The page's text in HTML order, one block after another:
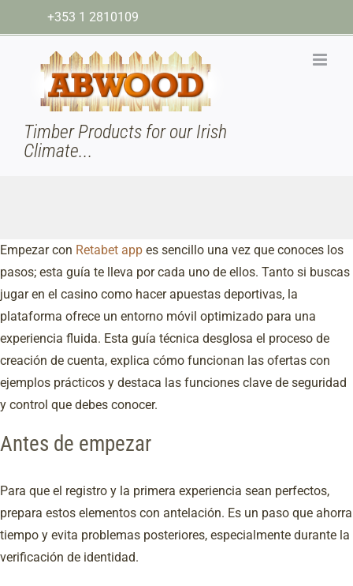
to
+353 1 2810109
Timber Products for our Irish
Climate...
Empezar con Retabet app es sencillo una vez que conoces los
pasos; esta guía te lleva por cada uno de ellos. Tanto si buscas
jugar en el casino como hacer apuestas deportivas, la
plataforma ofrece un entorno móvil optimizado para una
experiencia fluida. Esta guía técnica desglosa el proceso de
creación de cuenta, explica cómo funcionan las ofertas con
ejemplos prácticos y destaca las funciones clave de seguridad
y control que debes conocer.
Antes de empezar
Para que el registro y la primera experiencia sean perfectos,
prepara estos elementos con antelación. Es un paso que ahorra
tiempo y evita problemas posteriores, especialmente durante la
verificación de identidad.